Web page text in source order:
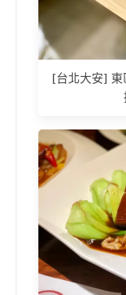
[台北大安]